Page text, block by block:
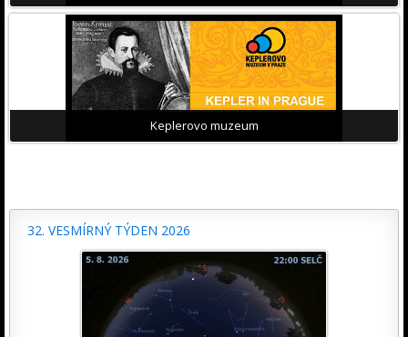
Keplerovo muzeum
32. VESMÍRNÝ TÝDEN 2026